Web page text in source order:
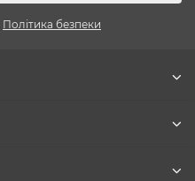
Політика безпеки